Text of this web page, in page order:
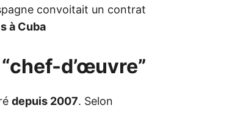
convoitait un contrat
à Cuba
d’œuvre”
depuis 2007. Selon